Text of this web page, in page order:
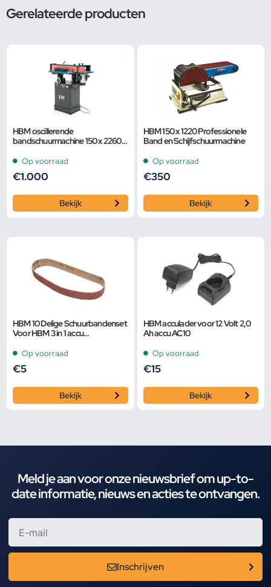
Gerelateerde producten
HBM oscillerende
bandschuurmachine 150 x 2260
Op voorraad
€1.000
Bekijk
HBM 150 x 1220 Professionele
Band en Schijfschuurmachine
Op voorraad
€350
Bekijk
HBM 10 Delige Schuurbandenset
Voor HBM 3 in 1 accu
bladblazer
Op voorraad
€5
Bekijk
HBM acculader voor 12 Volt 2,0
Ah accu AC10
Op voorraad
€15
Bekijk
Meld je aan voor onze nieuwsbrief om up-to-
date informatie, nieuws en acties te ontvangen.
Inschrijven